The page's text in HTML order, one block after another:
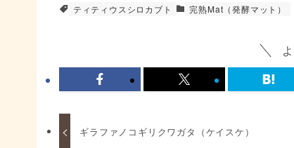
ティティウスシロカブト 完熟Mat（発酵マット）
ギラファノコギリクワガタ（ケイスケ）